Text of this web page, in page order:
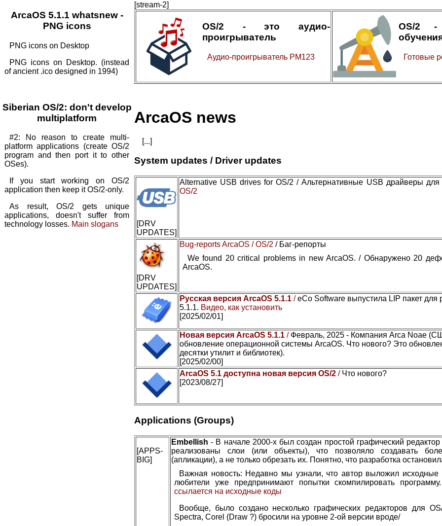
ArcaOS 5.1.1 whatsnew -
PNG icons
PNG icons on Desktop
PNG icons on Desktop. (instead
of ancient .ico designed in 1994)
Siberian OS/2: don't develop
multiplatform
#2: No reason to create multi-
platform applications (create OS/2
program and then port it to other
OSes).
If you start working on OS/2
application then keep it OS/2-only.
As result, OS/2 gets unique
applications, doesn't suffer from
technology losses. Main slogans
[stream-2]
OS/2 - это аудио-
проигрыватель
Аудио-проигрыватель PM123
OS/2 -
Готовые
ArcaOS news
[...]
System updates / Driver updates
[DRV
UPDATES]
Alternative USB drives for OS/2 / Альтернативные USB драйверы для
OS/2
[DRV
UPDATES]
Bug-reports ArcaOS / OS/2 / Баг-репорты
We found 20 critical problems in new ArcaOS. / Обнаружено 20
ArcaOS.
Русская версия ArcaOS 5.1.1 /eCo Software выпустила LIP пакет для
5.1.1. Видео, как установить
[2025/02/01]
Новая версия ArcaOS 5.1.1 / Февраль, 2025 - Компания Arca Noae
обновление операционной системы ArcaOS. Что нового? Это
десятки утилит и библиотек).
[2025/02/00]
ArcaOS 5.1 доступна новая версия OS/2 / Что нового?
[2023/08/27]
Applications (Groups)
[APPS-
BIG]
Embellish - В начале 2000-х был создан простой графический
реализованы слои (или объекты), что позволяло создавать
(апликации), а не только обрезать их. Понятно, что разработка
Важная новость: Недавно мы узнали, что автор выложил исходные
любители уже предпринимают попытки скомпилировать
ссылается на исходные коды
Вообще, было создано несколько графических редакторов для
Spectra, Corel (Draw ?) бросили на уровне 2-ой версии вроде/